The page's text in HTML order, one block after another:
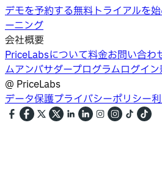
デモを予約する無料トライアルを
ーニング
会社概要
PriceLabsについて料金お問い合わ
ムアンバサダープログラムログイン
@ PriceLabs
データ保護プライバシーポリシー